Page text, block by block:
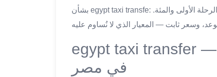
بشأن egypt taxi transfe: ليموزين اسكندرية يُحافظ على نفس مستوى الخدمة في الرحلة الأولى والمئة.
egypt taxi transfer — التوسع الجغرافي لخدماتنا
في مصر